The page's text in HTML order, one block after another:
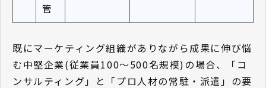
管
既にマーケティング組織がありながら成果に伸び悩
む中堅企業(従業員100〜500名規模)の場合、「コ
ンサルティング」と「プロ人材の常駐・派遣」の要